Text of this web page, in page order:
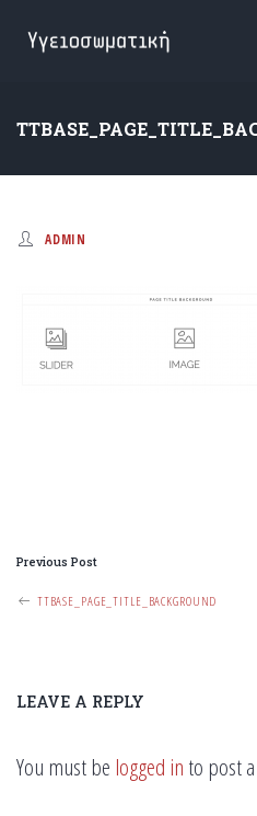
ADMIN
P
O
N
V
Previous Post
TTBASE_PAGE_TITLE_BACKGROUND
LEAVE A REPLY
You must be logged in to post